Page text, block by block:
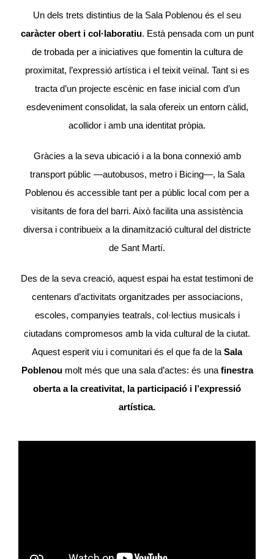
Un dels trets distintius de la Sala Poblenou és el seu
caràcter obert i col·laboratiu. Està pensada com un punt
de trobada per a iniciatives que fomentin la cultura de
proximitat, l’expressió artística i el teixit veïnal. Tant si es
tracta d’un projecte escènic en fase inicial com d’un
esdeveniment consolidat, la sala ofereix un entorn càlid,
acollidor i amb una identitat pròpia.
Gràcies a la seva ubicació i a la bona connexió amb
transport públic —autobusos, metro i Bicing—, la Sala
Poblenou és accessible tant per a públic local com per a
visitants de fora del barri. Això facilita una assistència
diversa i contribueix a la dinamització cultural del districte
de Sant Martí.
Des de la seva creació, aquest espai ha estat testimoni de
centenars d’activitats organitzades per associacions,
escoles, companyies teatrals, col·lectius musicals i
ciutadans compromesos amb la vida cultural de la ciutat.
Aquest esperit viu i comunitari és el que fa de la Sala
Poblenoumolt més que una sala d’actes: és una finestra
oberta a la creativitat, la participació i l’expressió
artística.